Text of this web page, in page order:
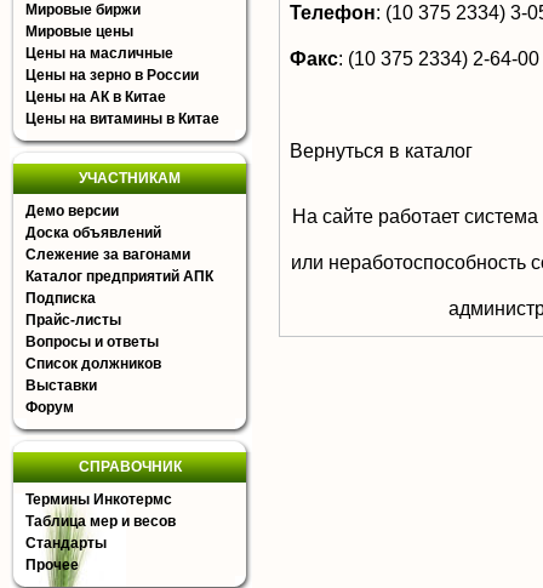
Мировые биржи
Мировые цены
Цены на масличные
Цены на зерно в России
Цены на АК в Китае
Цены на витамины в Китае
УЧАСТНИКАМ
Демо версии
Доска объявлений
Слежение за вагонами
Каталог предприятий АПК
Подписка
Прайс-листы
Вопросы и ответы
Список должников
Выставки
Форум
СПРАВОЧНИК
Термины Инкотермс
Таблица мер и весов
Стандарты
Прочее
Телефон: (10 375 2334) 3-
Факс: (10 375 2334) 2-64-00
Вернуться в каталог
На сайте работает
или неработоспособность